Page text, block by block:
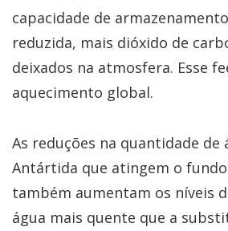
capacidade de
reduzida, mais dióxido de
deixados na atmosfera. Esse
aquecimento global.
As reduções na quantidade de
Antártida que atingem o
também aumentam os níveis
água mais quente que a